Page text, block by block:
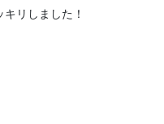
リしました！